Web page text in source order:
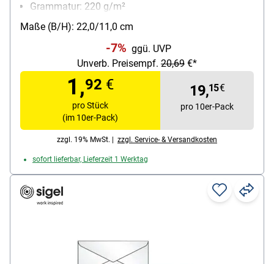
Grammatur: 220 g/m²
Inhalt pro Pack: 10 Stück
Material: Karton
Maße (B/H): 22,0/11,0 cm
-7% ggü. UVP
Unverb. Preisempf. 20,69 €*
1,92 €
pro Stück
(im 10er-Pack)
19,15€
pro 10er-Pack
zzgl. 19% MwSt. | zzgl. Service- & Versandkosten
sofort lieferbar, Lieferzeit 1 Werktag